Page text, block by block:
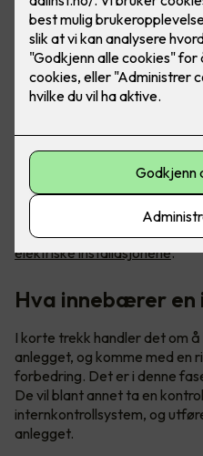
Internkontroll er et av de
kvalitetssikre at regelverket
elektriske installasjonene.
Hva innebærer en
I korte trekk handler det om
anlegget, og komme med en
forbedring. Det er i denne
De vil blant annet ta en
internkontrollsystem, og
anlegget.